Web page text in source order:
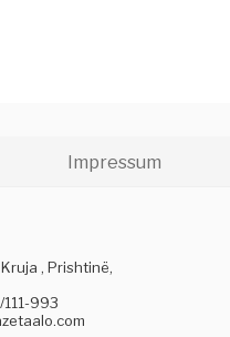
Impressum
, Prishtinë,
993